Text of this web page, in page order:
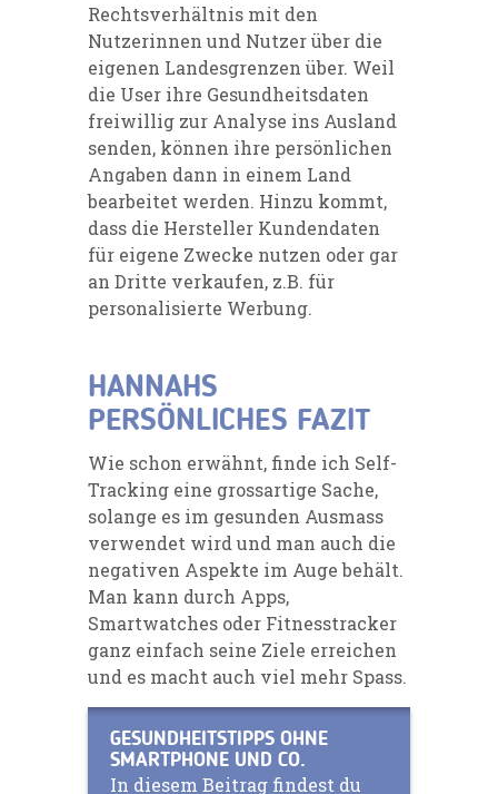
Rechtsverhältnis mit den
Nutzerinnen und Nutzer über die
eigenen Landesgrenzen über. Weil
die User ihre Gesundheitsdaten
freiwillig zur Analyse ins Ausland
senden, können ihre persönlichen
Angaben dann in einem Land
bearbeitet werden. Hinzu kommt,
dass die Hersteller Kundendaten
für eigene Zwecke nutzen oder gar
an Dritte verkaufen, z.B. für
personalisierte Werbung.
HANNAHS
PERSÖNLICHES FAZIT
Wie schon erwähnt, finde ich Self-
Tracking eine grossartige Sache,
solange es im gesunden Ausmass
verwendet wird und man auch die
negativen Aspekte im Auge behält.
Man kann durch Apps,
Smartwatches oder Fitnesstracker
ganz einfach seine Ziele erreichen
und es macht auch viel mehr Spass.
GESUNDHEITSTIPPS OHNE
SMARTPHONE UND CO.
In diesem Beitrag findest du